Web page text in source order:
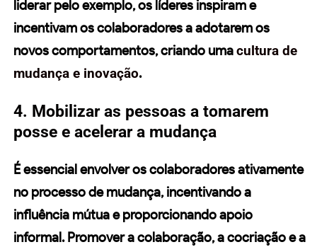
liderar pelo exemplo, os líderes inspiram e
incentivam os colaboradores a adotarem os
novos comportamentos, criando umacultura de
mudança e inovação.
4. Mobilizar as pessoas a tomarem
posse e acelerar a mudança
É essencial envolver os colaboradores ativamente
no processo de mudança, incentivando a
influência mútua e proporcionando apoio
informal. Promover a colaboração, a cocriação e a